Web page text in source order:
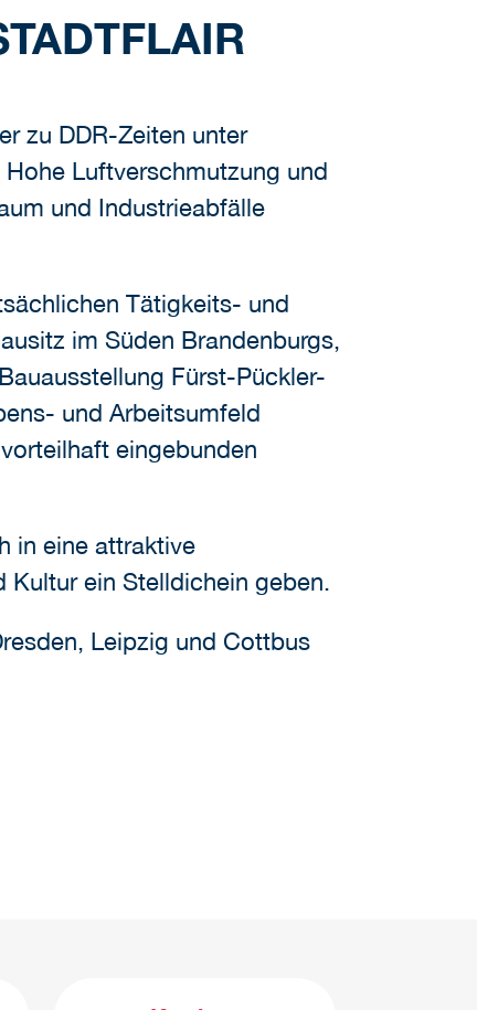
zu DDR-Zeiten unter
Luftverschmutzung und
und Industrieabfälle
Tätigkeits- und
im Süden Brandenburgs,
Fürst-Pückler-
und Arbeitsumfeld
eingebunden
in eine attraktive
Kultur ein Stelldichein geben.
Leipzig und Cottbus